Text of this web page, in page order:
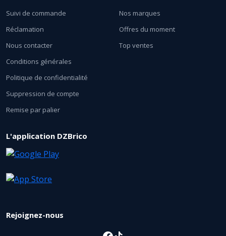
Suivi de commande
Réclamation
Nous contacter
Conditions générales
Politique de confidentialité
Suppression de compte
Remise par palier
Nos marques
Offres du moment
Top ventes
L'application DZBrico
Rejoignez-nous